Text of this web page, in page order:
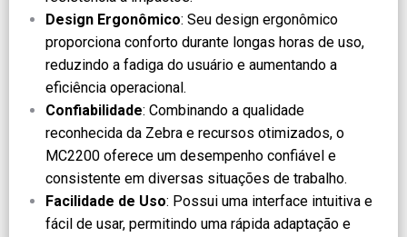
Design Ergonômico: Seu design ergonômico
proporciona conforto durante longas horas de uso,
reduzindo a fadiga do usuário e aumentando a
eficiência operacional.
Confiabilidade: Combinando a qualidade
reconhecida da Zebra e recursos otimizados, o
MC2200 oferece um desempenho confiável e
consistente em diversas situações de trabalho.
Facilidade de Uso: Possui uma interface intuitiva e
fácil de usar, permitindo uma rápida adaptação e